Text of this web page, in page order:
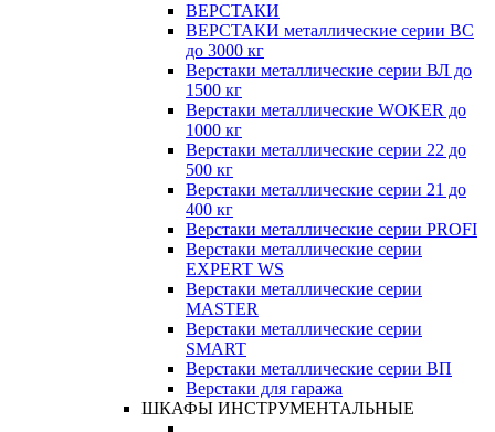
ВЕРСТАКИ
ВЕРСТАКИ металлические серии ВС
до 3000 кг
Верстаки металлические серии ВЛ до
1500 кг
Верстаки металлические WOKER до
1000 кг
Верстаки металлические серии 22 до
500 кг
Верстаки металлические серии 21 до
400 кг
Верстаки металлические серии PROFI
Верстаки металлические серии
EXPERT WS
Верстаки металлические серии
MASTER
Верстаки металлические серии
SMART
Верстаки металлические серии ВП
Верстаки для гаража
ШКАФЫ ИНСТРУМЕНТАЛЬНЫЕ